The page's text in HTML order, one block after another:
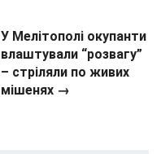
У Мелітополі окупанти
влаштували “розвагу”
– стріляли по живих
мішенях →